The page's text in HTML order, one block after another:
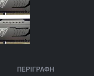
ΠΕΡΙΓΡΑΦΗ